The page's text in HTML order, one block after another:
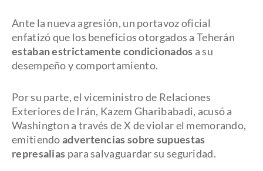
Ante la nueva agresión, un portavoz oficial
enfatizó que los beneficios otorgados a Teherán
estaban estrictamente condicionados a su
desempeño y comportamiento.
Por su parte, el viceministro de Relaciones
Exteriores de Irán, Kazem Gharibabadi, acusó a
Washington a través de X de violar el memorando,
emitiendoadvertencias sobre supuestas
represalias para salvaguardar su seguridad.